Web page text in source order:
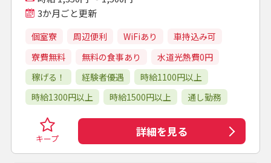
3か月ごと更新
個室寮 周辺便利 WiFiあり
車持込み可
寮費無料
無料の食事あり
水道光熱費0円
稼げる！
経験者優遇
時給1100円以上
時給1300円以上
時給1500円以上 通し勤務
キープ 詳細を見る